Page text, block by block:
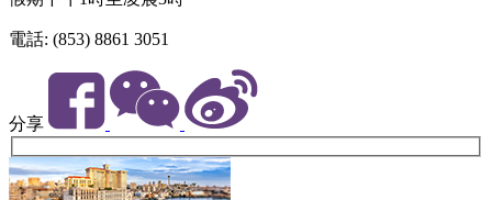
電話: (853) 8861 3051
分享